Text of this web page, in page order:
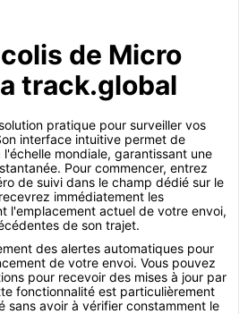
de Micro
track.global
pratique pour surveiller vos
interface intuitive permet de
mondiale, garantissant une
Pour commencer, entrez
de suivi dans le champ dédié sur le
immédiatement les
l'emplacement actuel de votre envoi,
de son trajet.
des alertes automatiques pour
de votre envoi. Vous pouvez
pour recevoir des mises à jour par
fonctionnalité est particulièrement
sans avoir à vérifier constamment le